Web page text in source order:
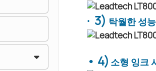
· 3) 탁월한 성능
• 4) 소형 잉크